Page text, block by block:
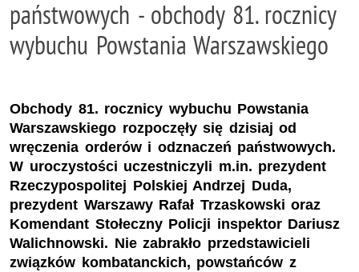
państwowych - obchody 81. rocznicy
wybuchu Powstania Warszawskiego
Obchody 81. rocznicy wybuchu Powstania
Warszawskiego rozpoczęły się dzisiaj od
wręczenia orderów i odznaczeń państwowych.
W uroczystości uczestniczyli m.in. prezydent
Rzeczypospolitej Polskiej Andrzej Duda,
prezydent Warszawy Rafał Trzaskowski oraz
Komendant Stołeczny Policji inspektor Dariusz
Walichnowski. Nie zabrakło przedstawicieli
związków kombatanckich, powstańców z